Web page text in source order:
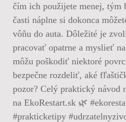
čím ich použijete menej, tým
časti náplne si dokonca
vôňu do auta. Dôležité je
pracovať opatrne a myslieť
môžu poškodiť niektoré
bezpečne rozdeliť, aké
pozor? Celý praktický návod
na EkoRestart.sk 🌿
#prakticketipy